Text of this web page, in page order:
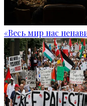
«Весь мир нас